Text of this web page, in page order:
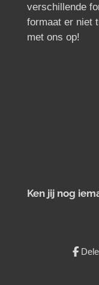
verschillende
formaat er niet
met ons op!
Ken jij nog